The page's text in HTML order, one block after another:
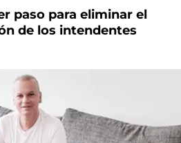
paso para eliminar el
de los intendentes